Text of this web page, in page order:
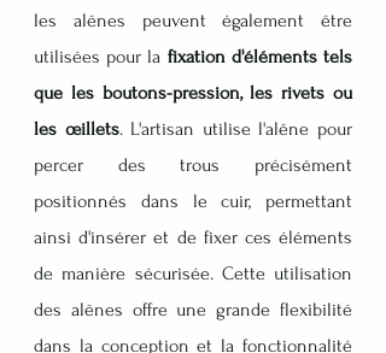
les alênes peuvent également être
utilisées pour la fixation d'éléments tels
que les boutons-pression, les rivets ou
les œillets. L'artisan utilise l'alêne pour
percer des trous précisément
positionnés dans le cuir, permettant
ainsi d'insérer et de fixer ces éléments
de manière sécurisée. Cette utilisation
des alênes offre une grande flexibilité
dans la conception et la fonctionnalité